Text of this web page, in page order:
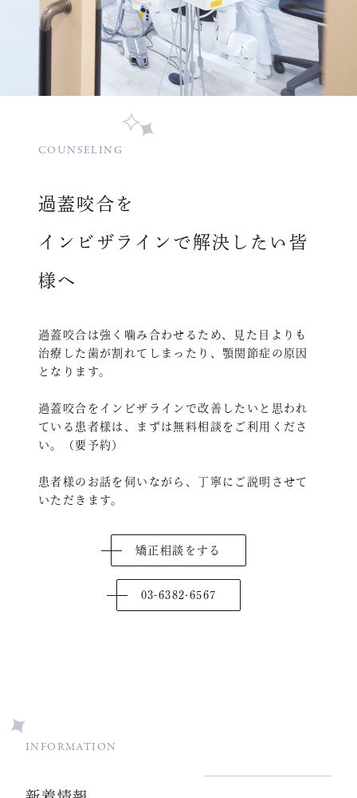
COUNSELING
過蓋咬合を
インビザラインで解決したい皆
様へ
過蓋咬合は強く噛み合わせるため、見た目よりも
治療した歯が割れてしまったり、顎関節症の原因
となります。
過蓋咬合をインビザラインで改善したいと思われ
ている患者様は、まずは無料相談をご利用くださ
い。（要予約）
患者様のお話を伺いながら、丁寧にご説明させて
いただきます。
矯正相談をする
03-6382-6567
INFORMATION